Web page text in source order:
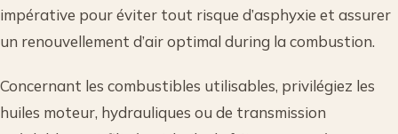
impérative pour éviter tout risque d’asphyxie et assurer
un renouvellement d’air optimal during la combustion.
Concernant les combustibles utilisables, privilégiez les
huiles moteur, hydrauliques ou de transmission